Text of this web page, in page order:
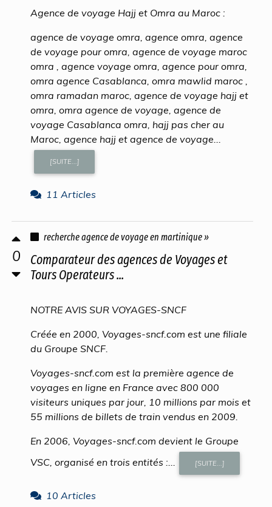
Agence de voyage Hajj et Omra au Maroc :
agence de voyage omra, agence omra, agence
de voyage pour omra, agence de voyage maroc
omra , agence voyage omra, agence pour omra,
omra agence Casablanca, omra mawlid maroc ,
omra ramadan maroc, agence de voyage hajj et
omra, omra agence de voyage, agence de
voyage Casablanca omra, hajj pas cher au
Maroc, agence hajj et agence de voyage...
[SUITE...]
11 Articles
0
recherche agence de voyage en martinique »
Comparateur des agences de Voyages et
Tours Operateurs ...
NOTRE AVIS SUR VOYAGES-SNCF
Créée en 2000, Voyages-sncf.com est une filiale
du Groupe SNCF.
Voyages-sncf.com est la première agence de
voyages en ligne en France avec 800 000
visiteurs uniques par jour, 10 millions par mois et
55 millions de billets de train vendus en 2009.
En 2006, Voyages-sncf.com devient le Groupe
VSC, organisé en trois entités :...
[SUITE...]
10 Articles